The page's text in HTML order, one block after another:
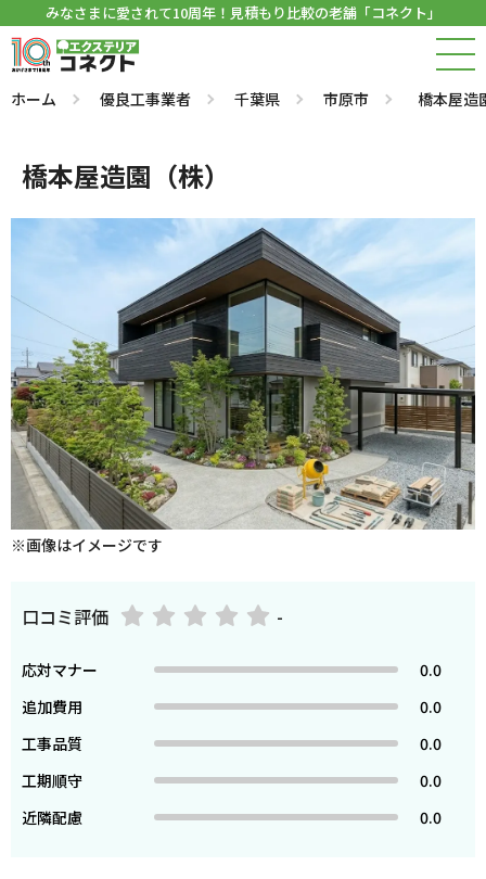
みなさまに愛されて10周年！見積もり比較の老舗「コネクト」
ホーム 優良工事業者 千葉県 市原市 橋本屋造
橋本屋造園（株）
※画像はイメージです
口コミ評価 -
応対マナー
0.0
追加費用
0.0
工事品質
0.0
工期順守
0.0
近隣配慮
0.0